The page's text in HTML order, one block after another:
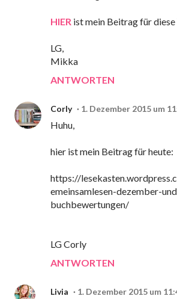
HIER ist mein Beitrag für
LG,
Mikka
ANTWORTEN
Corly 1. Dezember 2015 um
Huhu,
hier ist mein Beitrag für heute:
https://
emeinsamlesen-dezember-
buchbewertungen/
LG Corly
ANTWORTEN
Livia 1. Dezember 2015 um